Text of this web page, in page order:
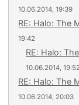
10.06.2014, 19:39
RE: Halo: The
19:42
RE: Halo:
10.06.2014, 19:52
RE: Halo: The
10.06.2014, 20:03